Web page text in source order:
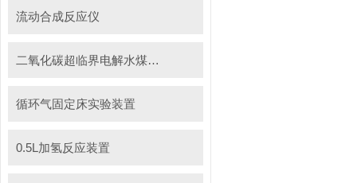
流动合成反应仪
二氧化碳超临界电解水煤浆制甲烷装置
循环气固定床实验装置
0.5L加氢反应装置